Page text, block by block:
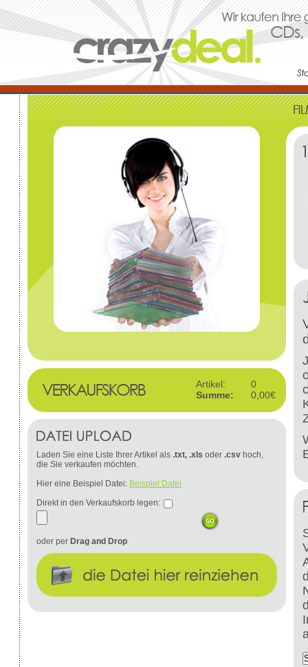
Artikel:
0
Summe:
0,00€
Laden Sie eine Liste Ihrer Artikel als .txt, .xls oder .csv hoch,
die Sie verkaufen möchten.
Hier eine Beispiel Datei: Beispiel Datei
Direkt in den Verkaufskorb legen:
oder per Drag and Drop